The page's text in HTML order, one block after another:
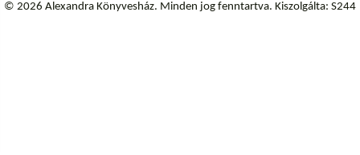
© 2026 Alexandra Könyvesház. Minden jog fenntartva. Kiszolgálta: S244